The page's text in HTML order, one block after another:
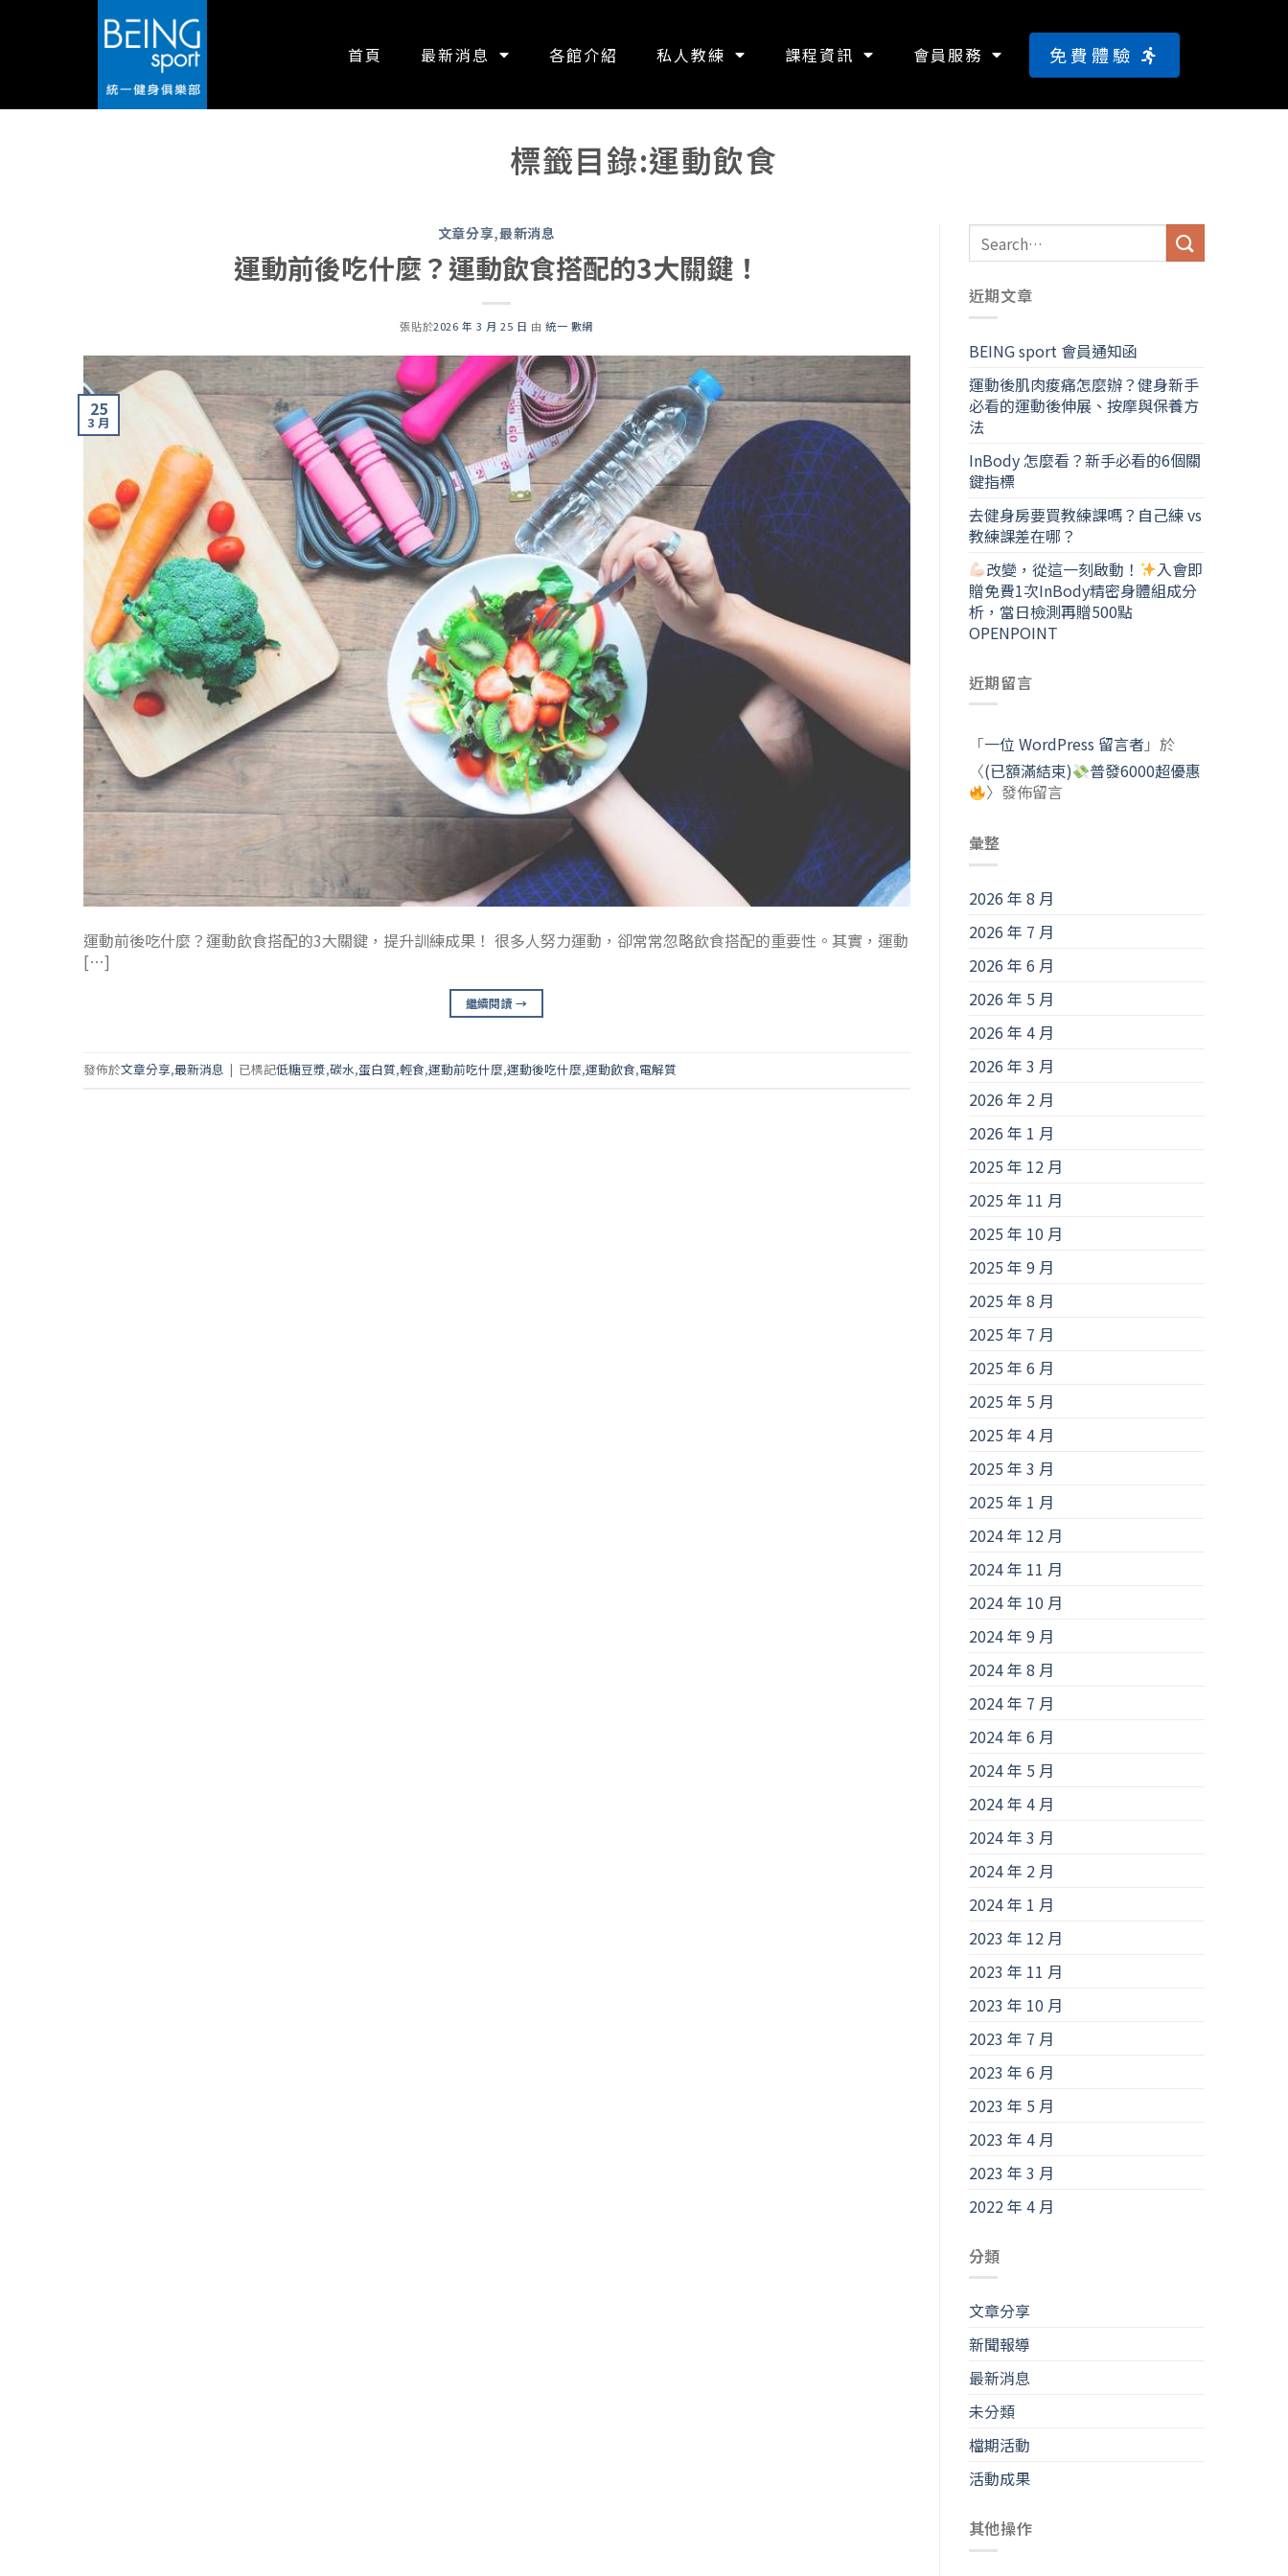
首頁 最新消息 各館介紹 私人教練 課程資訊 會員服務 免費體驗
標籤目錄:運動飲食
文章分享,最新消息
運動前後吃什麼？運動飲食搭配的3大關鍵！
張貼於2026 年 3 月 25 日 由統一 數網
25
3 月
運動前後吃什麼？運動飲食搭配的3大關鍵，提升訓練成果！ 很多人努力運動，卻常常忽略飲食搭配的重要性。其實，運動
[…]
繼續閱讀→
發佈於文章分享,最新消息 | 已標記低糖豆漿,碳水,蛋白質,輕食,運動前吃什麼,運動後吃什麼,運動飲食,電解質
近期文章
BEING sport 會員通知函
運動後肌肉痠痛怎麼辦？健身新手
必看的運動後伸展、按摩與保養方
法
InBody 怎麼看？新手必看的6個關
鍵指標
去健身房要買教練課嗎？自己練 vs
教練課差在哪？
改變，從這一刻啟動！
入會即
贈免費1次InBody精密身體組成分
析，當日檢測再贈500點
OPENPOINT
近期留言
「一位 WordPress 留言者 」於
〈(已額滿結束)
普發6000超優惠
〉發佈留言
彙整
2026 年 8 月
2026 年 7 月
2026 年 6 月
2026 年 5 月
2026 年 4 月
2026 年 3 月
2026 年 2 月
2026 年 1 月
2025 年 12 月
2025 年 11 月
2025 年 10 月
2025 年 9 月
2025 年 8 月
2025 年 7 月
2025 年 6 月
2025 年 5 月
2025 年 4 月
2025 年 3 月
2025 年 1 月
2024 年 12 月
2024 年 11 月
2024 年 10 月
2024 年 9 月
2024 年 8 月
2024 年 7 月
2024 年 6 月
2024 年 5 月
2024 年 4 月
2024 年 3 月
2024 年 2 月
2024 年 1 月
2023 年 12 月
2023 年 11 月
2023 年 10 月
2023 年 7 月
2023 年 6 月
2023 年 5 月
2023 年 4 月
2023 年 3 月
2022 年 4 月
分類
文章分享
新聞報導
最新消息
未分類
檔期活動
活動成果
其他操作